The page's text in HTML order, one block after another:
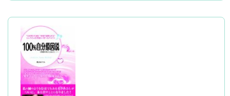
何だか怖い気もするかもしれません。
でも１００%自分が原因であるからこそ、
自分の世界を自分の好きなように変えていけるのだと
思います。
ません。
本を読み、もしかしたら、
自分で変えていけるかもしれない、
と少しでも感じたら、やってみることをお勧めしま
す。
・今住んでいるマンションの隣の部屋が空いてくれた
ら、
そこに移りたいな～と漠然と考えて、
それを姪と話していたら、
その３０分後には本当にお隣に住んでる住人が近々引
した。
この状況を脱した時に気づいたのですが、
私は子供の時から常に、
自分以外の誰かや何かにいつも
「なんとかしてよ！！」と思い続けていたのでした。
最初は、正直に言うと、疑いの気持ちもありました。
けれども、なぜか、読めば読むほど、
ワークをすればするほど、
なんでうまくいきそうになっても次々壊れるのか、
言われた通りにしているのになぜ壊れるのか。
錯覚に気づくことは趣味なんじゃないかな？ってくら
楽しんで行っています。
自分がいかに、錯覚だらけの世界に住んでいたか、わ
かりました。
今は、見た目と中身がようやく一致した感じです。自
分に似合うものを知っていることが一番なのかもしれ
ないですね。
「なんだか同じことをずっと繰り返してる。」と
思わずにはいられないようなことばかりが起きまし
た。